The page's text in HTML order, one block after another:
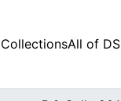
All of